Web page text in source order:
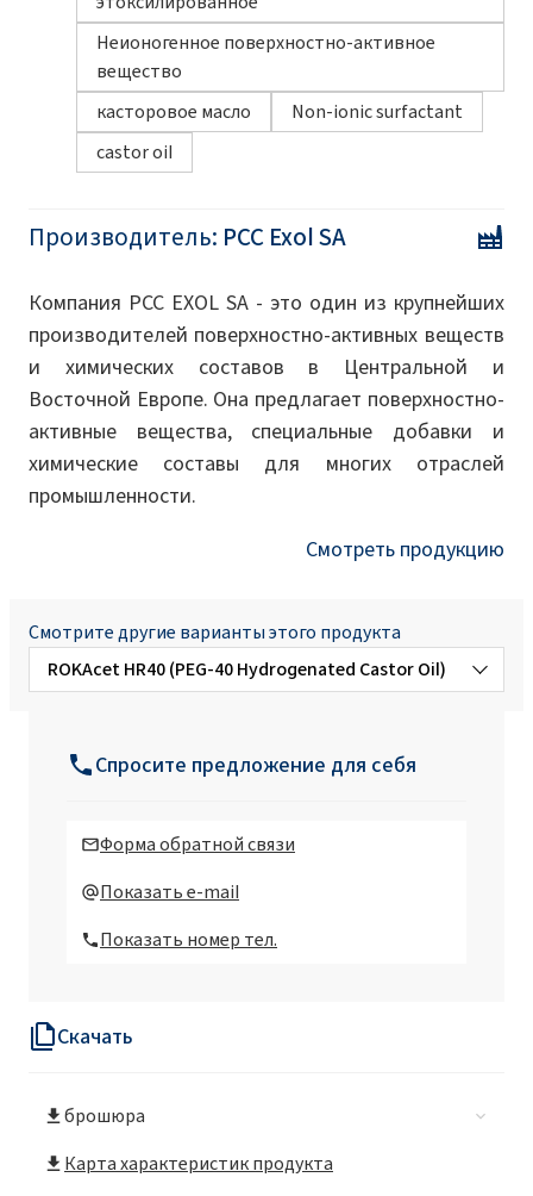
Скачать
брошюра
Карта характеристик продукта
Неионогенное поверхностно-активное
вещество
касторовое масло
Non-ionic surfactant
castor oil
Производитель: PCC Exol SA
Компания PCC EXOL SA - это один из крупнейших
производителей поверхностно-активных веществ
и химических составов в Центральной и
Восточной Европе. Она предлагает поверхностно-
активные вещества, специальные добавки и
химические составы для многих отраслей
промышленности.
Смотреть продукцию
Смотрите другие варианты этого продукта
ROKAcet HR40 (PEG-40 Hydrogenated Castor Oil)
Спросите предложение для себя
Форма обратной связи
Показать e-mail
Показать номер тел.